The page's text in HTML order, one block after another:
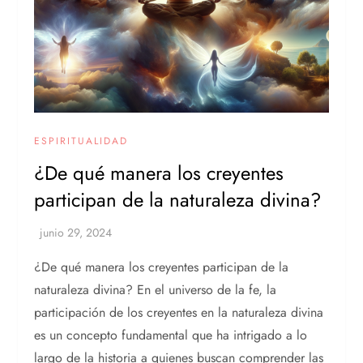
ESPIRITUALIDAD
¿De qué manera los creyentes
participan de la naturaleza divina?
¿De qué manera los creyentes participan de la
naturaleza divina? En el universo de la fe, la
participación de los creyentes en la naturaleza divina
es un concepto fundamental que ha intrigado a lo
largo de la historia a quienes buscan comprender las